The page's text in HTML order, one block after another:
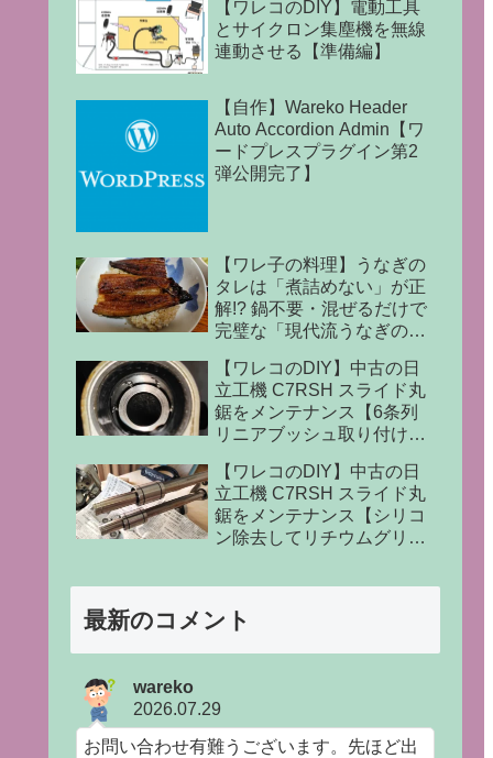
【ワレコのDIY】電動工具
とサイクロン集塵機を無線
連動させる【準備編】
【自作】Wareko Header
Auto Accordion Admin【ワ
ードプレスプラグイン第2
弾公開完了】
【ワレ子の料理】うなぎの
タレは「煮詰めない」が正
解!? 鍋不要・混ぜるだけで
完璧な「現代流うなぎのタ
【ワレコのDIY】中古の日
立工機 C7RSH スライド丸
鋸をメンテナンス【6条列
リニアブッシュ取り付け完
【ワレコのDIY】中古の日
立工機 C7RSH スライド丸
鋸をメンテナンス【シリコ
ン除去してリチウムグリス
最新のコメント
wareko
2026.07.29
お問い合わせ有難うございます。先ほど出